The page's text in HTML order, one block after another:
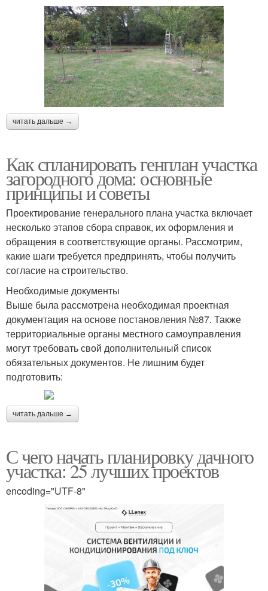
читать дальше →
Как спланировать генплан участка
загородного дома: основные
принципы и советы
Проектирование генерального плана участка включает
несколько этапов сбора справок, их оформления и
обращения в соответствующие органы. Рассмотрим,
какие шаги требуется предпринять, чтобы получить
согласие на строительство.
Необходимые документы
Выше была рассмотрена необходимая проектная
документация на основе постановления №87. Также
территориальные органы местного самоуправления
могут требовать свой дополнительный список
обязательных документов. Не лишним будет
подготовить:
читать дальше →
С чего начать планировку дачного
участка: 25 лучших проектов
encoding="UTF-8"